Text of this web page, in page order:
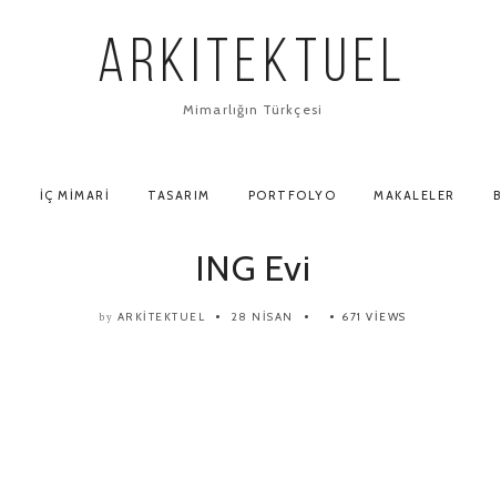
ARKITEKTUEL
Mimarlığın Türkçesi
İÇ MIMARI TASARIM PORTFOLYO MAKALELER
ING Evi
by ARKITEKTUEL 28 NISAN 671 VIEWS